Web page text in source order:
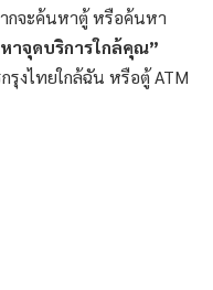
กจะค้นหาตู้ หรือค้นหา
าจุดบริการใกล้คุณ”
รุงไทยใกล้ฉัน หรือตู้ ATM